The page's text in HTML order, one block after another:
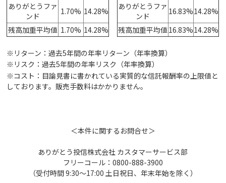
ありがとうファ
ンド
1.70% 14.28%
残高加重平均値 1.70% 14.28%
ありがとうファ
ンド
16.83%14.28%
残高加重平均値16.83%14.28%
※リターン：過去5年間の年率リターン（年率換算）
※リスク：過去5年間の年率リスク（年率換算）
※コスト：目論見書に書かれている実質的な信託報酬率の上限値と
しております。販売手数料はかかりません。
＜本件に関するお問合せ＞
ありがとう投信株式会社 カスタマーサービス部
フリーコール：0800-888-3900
（受付時間 9:30～17:00 土日祝日、年末年始を除く）